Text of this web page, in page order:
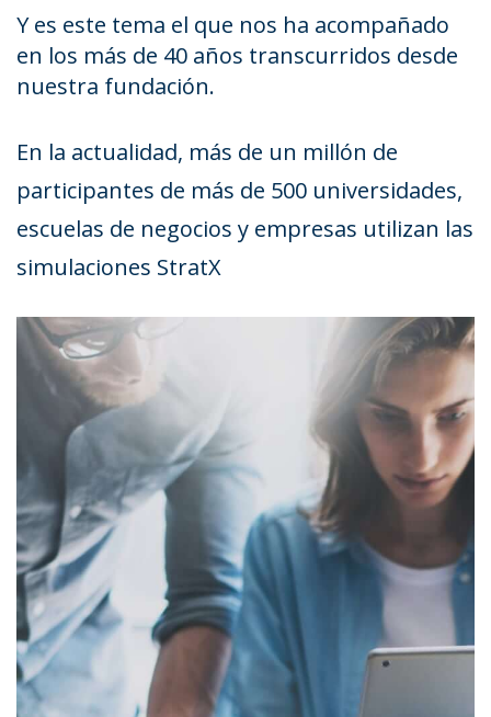
Y es este tema el que nos ha acompañado
en los más de 40 años transcurridos desde
nuestra fundación.
En la actualidad, más de un millón de
participantes de más de 500 universidades,
escuelas de negocios y empresas utilizan las
simulaciones StratX